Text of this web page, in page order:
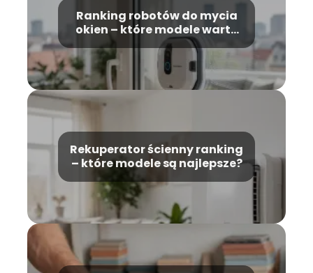
Ranking robotów do mycia
okien – które modele warto
kupić?
Rekuperator ścienny ranking
– które modele są najlepsze?